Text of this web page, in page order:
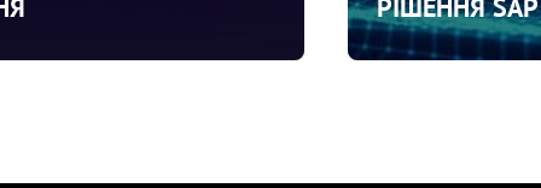
РІШЕННЯ SAP